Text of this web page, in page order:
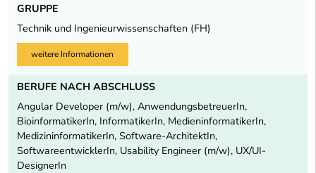
GRUPPE
Technik und Ingenieurwissenschaften (FH)
weitere Informationen
BERUFE NACH ABSCHLUSS
Angular Developer (m/w), AnwendungsbetreuerIn,
BioinformatikerIn, InformatikerIn, MedieninformatikerIn,
MedizininformatikerIn, Software-ArchitektIn,
SoftwareentwicklerIn, Usability Engineer (m/w), UX/UI-
DesignerIn